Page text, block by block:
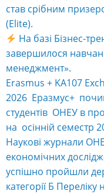
став срібним
(Elite).
На базі Бізнес-
завершилося
менеджмент».
Erasmus + KA107
2026 Еразмус+
студентів ОНЕУ в
на осінній семестр
Наукові журнали
економічних
успішно пройшли
категорії Б